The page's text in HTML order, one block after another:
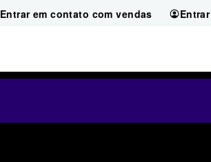
Entrar em contato com vendas Entrar